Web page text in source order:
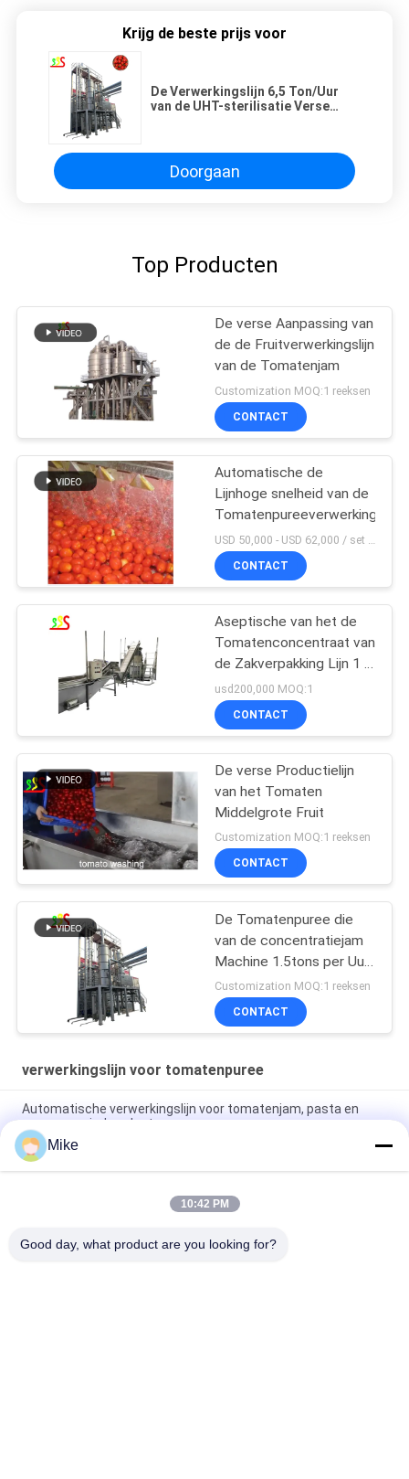
Krijg de beste prijs voor
De Verwerkingslijn 6,5 Ton/Uur
van de UHT-sterilisatie Verse
Doorgaan
Top Producten
De verse Aanpassing van
de de Fruitverwerkingslijn
van de Tomatenjam
Customization MOQ:1 reeksen
CONTACT
Automatische de
Lijnhoge snelheid van de
Tomatenpureeverwerking
CONTACT
Aseptische van het de
Tomatenconcentraat van
de Zakverpakking Lijn 1 -
100t/H
usd200,000 MOQ:1
CONTACT
De verse Productielijn
van het Tomaten
Middelgrote Fruit
Customization MOQ:1 reeksen
CONTACT
De Tomatenpuree die
van de concentratiejam
Machine 1.5tons per Uur
maken
Customization MOQ:1 reeksen
CONTACT
verwerkingslijn voor tomatenpuree
Automatische verwerkingslijn voor tomatenjam, pasta en
saus voor eindproduct
Efficiënt tomatenpastaverwerkingslijn vacuümsysteem
eindproduct
Automatische pompoenpasta-machine van 25 t/h met 150
Mike
10:42 PM
Good day, what product are you looking for?